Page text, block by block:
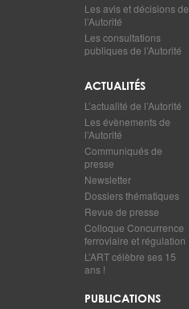
Les avis et décisions de
l’Autorité
Les consultations
publiques de l’Autorité
ACTUALITÉS
L’actualité de l’Autorité
Les évènements de
l’Autorité
Communiqués de
presse
Newsletter
Dossiers thématiques
Revue de presse
Colloque Concurrence
ferroviaire et régulation
L’ART célèbre ses 15
ans !
PUBLICATIONS